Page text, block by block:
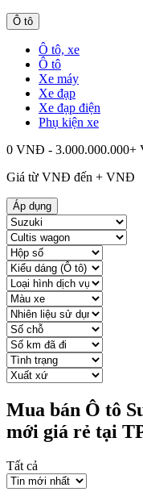
Ô tô
Ô tô, xe
Ô tô
Xe máy
Xe đạp
Xe đạp điện
Phụ kiện xe
0 VNĐ - 3.000.000.000+
Giá từ VNĐ đến + VNĐ
Áp dụng
Mua bán Ô tô
mới giá rẻ tại
Tất cả